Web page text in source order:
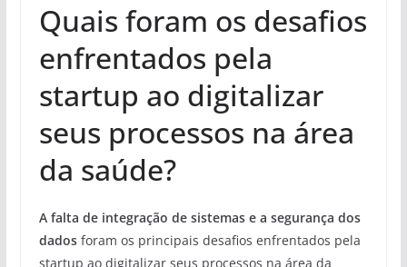
Quais foram os desafios
enfrentados pela
startup ao digitalizar
seus processos na área
da saúde?
A falta de integração de sistemas e a segurança dos
dadosforam os principais desafios enfrentados pela
startup ao digitalizar seus processos na área da